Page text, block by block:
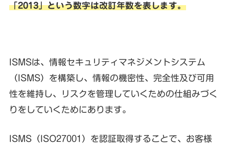
「2013」という数字は改訂年数を表します。
ISMSは、情報セキュリティマネジメントシステム
（ISMS）を構築し、情報の機密性、完全性及び可用
性を維持し、リスクを管理していくための仕組みづく
りをしていくためにあります。
ISMS（ISO27001）を認証取得することで、お客様